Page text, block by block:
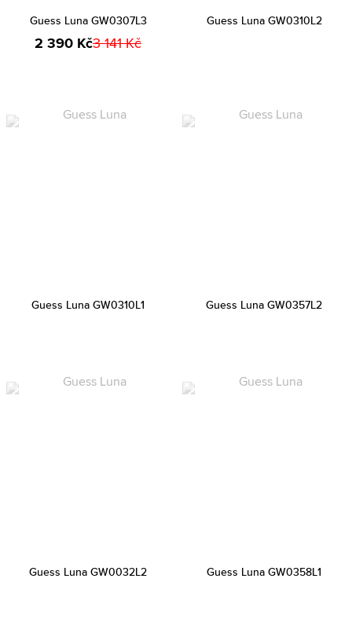
Guess Luna GW0307L3
2 390 Kč3 141 Kč
Guess Luna GW0310L2
Guess Luna GW0310L1 Guess Luna GW0357L2
Guess Luna GW0032L2 Guess Luna GW0358L1